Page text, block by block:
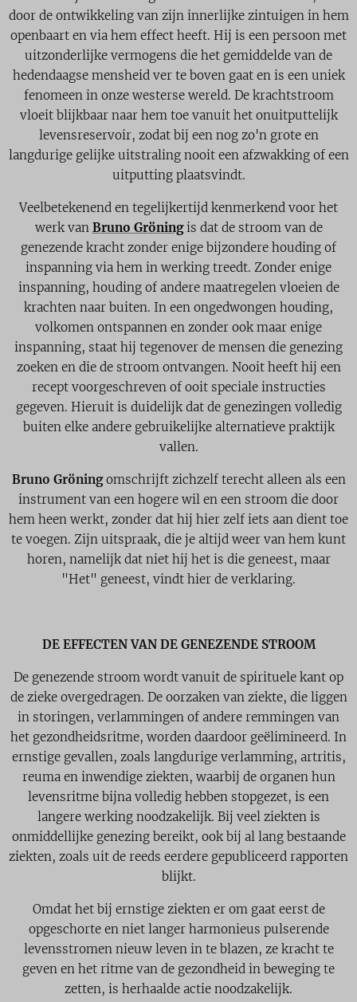
door de ontwikkeling van zijn innerlijke zintuigen in hem
openbaart en via hem effect heeft. Hij is een persoon met
uitzonderlijke vermogens die het gemiddelde van de
hedendaagse mensheid ver te boven gaat en is een uniek
fenomeen in onze westerse wereld. De krachtstroom
vloeit blijkbaar naar hem toe vanuit het onuitputtelijk
levensreservoir, zodat bij een nog zo'n grote en
langdurige gelijke uitstraling nooit een afzwakking of een
uitputting plaatsvindt.
Veelbetekenend en tegelijkertijd kenmerkend voor het
werk van Bruno Gröningis dat de stroom van de
genezende kracht zonder enige bijzondere houding of
inspanning via hem in werking treedt. Zonder enige
inspanning, houding of andere maatregelen vloeien de
krachten naar buiten. In een ongedwongen houding,
volkomen ontspannen en zonder ook maar enige
inspanning, staat hij tegenover de mensen die genezing
zoeken en die de stroom ontvangen. Nooit heeft hij een
recept voorgeschreven of ooit speciale instructies
gegeven. Hieruit is duidelijk dat de genezingen volledig
buiten elke andere gebruikelijke alternatieve praktijk
vallen.
Bruno Gröningomschrijft zichzelf terecht alleen als een
instrument van een hogere wil en een stroom die door
hem heen werkt, zonder dat hij hier zelf iets aan dient toe
te voegen. Zijn uitspraak, die je altijd weer van hem kunt
horen, namelijk dat niet hij het is die geneest, maar
"Het" geneest, vindt hier de verklaring.
DE EFFECTEN VAN DE GENEZENDE STROOM
De genezende stroom wordt vanuit de spirituele kant op
de zieke overgedragen. De oorzaken van ziekte, die liggen
in storingen, verlammingen of andere remmingen van
het gezondheidsritme, worden daardoor geëlimineerd. In
ernstige gevallen, zoals langdurige verlamming, artritis,
reuma en inwendige ziekten, waarbij de organen hun
levensritme bijna volledig hebben stopgezet, is een
langere werking noodzakelijk. Bij veel ziekten is
onmiddellijke genezing bereikt, ook bij al lang bestaande
ziekten, zoals uit de reeds eerdere gepubliceerd rapporten
blijkt.
Omdat het bij ernstige ziekten er om gaat eerst de
opgeschorte en niet langer harmonieus pulserende
levensstromen nieuw leven in te blazen, ze kracht te
geven en het ritme van de gezondheid in beweging te
zetten, is herhaalde actie noodzakelijk.